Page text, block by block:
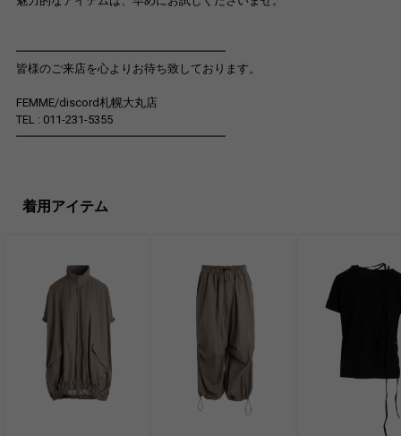
━━━━━━━━━━━━━━━━━━
皆様のご来店を心よりお待ち致しております。
FEMME/discord札幌大丸店
TEL : 011-231-5355
━━━━━━━━━━━━━━━━━━
着用アイテム